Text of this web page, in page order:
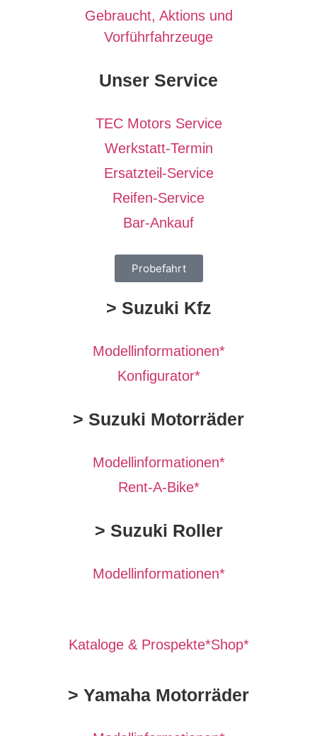
Gebraucht, Aktions und
Vorführfahrzeuge
Unser Service
TEC Motors Service
Werkstatt-Termin
Ersatzteil-Service
Reifen-Service
Bar-Ankauf
Probefahrt
> Suzuki Kfz
Modellinformationen*
Konfigurator*
> Suzuki Motorräder
Modellinformationen*
Rent-A-Bike*
> Suzuki Roller
Modellinformationen*
Kataloge & Prospekte*Shop*
> Yamaha Motorräder